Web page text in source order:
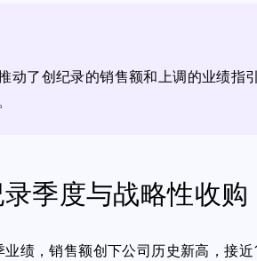
动了创纪录的销售额和上调的业绩指
季度与战略性收购
绩，销售额创下公司历史新高，接